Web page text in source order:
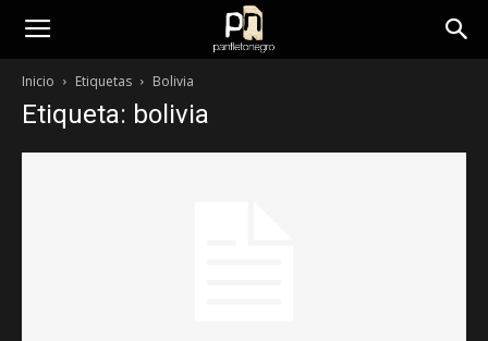
panfletonegro
Inicio Etiquetas Bolivia
Etiqueta: bolivia